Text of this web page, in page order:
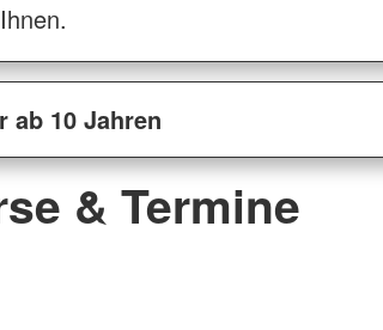
ab 10 Jahren
& Termine